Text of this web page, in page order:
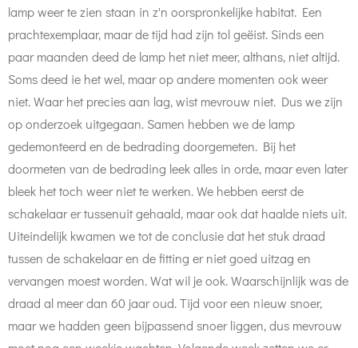
lamp weer te zien staan in z'n oorspronkelijke habitat. Een
prachtexemplaar, maar de tijd had zijn tol geëist. Sinds een
paar maanden deed de lamp het niet meer, althans, niet altijd.
Soms deed ie het wel, maar op andere momenten ook weer
niet. Waar het precies aan lag, wist mevrouw niet. Dus we zijn
op onderzoek uitgegaan. Samen hebben we de lamp
gedemonteerd en de bedrading doorgemeten. Bij het
doormeten van de bedrading leek alles in orde, maar even later
bleek het toch weer niet te werken. We hebben eerst de
schakelaar er tussenuit gehaald, maar ook dat haalde niets uit.
Uiteindelijk kwamen we tot de conclusie dat het stuk draad
tussen de schakelaar en de fitting er niet goed uitzag en
vervangen moest worden. Wat wil je ook. Waarschijnlijk was de
draad al meer dan 60 jaar oud. Tijd voor een nieuw snoer,
maar we hadden geen bijpassend snoer liggen, dus mevrouw